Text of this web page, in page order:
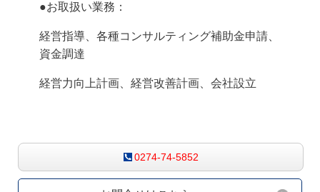
●お取扱い業務：
経営指導、各種コンサルティング補助金申請、
資金調達
経営力向上計画、経営改善計画、会社設立
0274-74-5852